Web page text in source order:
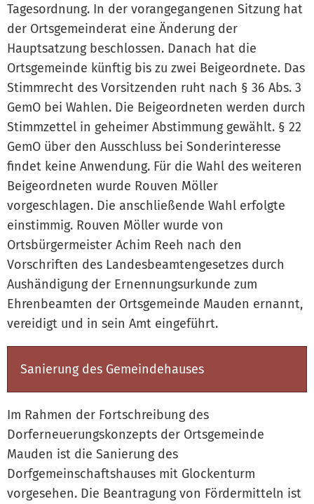
Tagesordnung. In der vorangegangenen Sitzung hat
der Ortsgemeinderat eine Änderung der
Hauptsatzung beschlossen. Danach hat die
Ortsgemeinde künftig bis zu zwei Beigeordnete. Das
Stimmrecht des Vorsitzenden ruht nach § 36 Abs. 3
GemO bei Wahlen. Die Beigeordneten werden durch
Stimmzettel in geheimer Abstimmung gewählt. § 22
GemO über den Ausschluss bei Sonderinteresse
findet keine Anwendung. Für die Wahl des weiteren
Beigeordneten wurde Rouven Möller
vorgeschlagen. Die anschließende Wahl erfolgte
einstimmig. Rouven Möller wurde von
Ortsbürgermeister Achim Reeh nach den
Vorschriften des Landesbeamtengesetzes durch
Aushändigung der Ernennungsurkunde zum
Ehrenbeamten der Ortsgemeinde Mauden ernannt,
vereidigt und in sein Amt eingeführt.
Sanierung des Gemeindehauses
Im Rahmen der Fortschreibung des
Dorferneuerungskonzepts der Ortsgemeinde
Mauden ist die Sanierung des
Dorfgemeinschaftshauses mit Glockenturm
vorgesehen. Die Beantragung von Fördermitteln ist